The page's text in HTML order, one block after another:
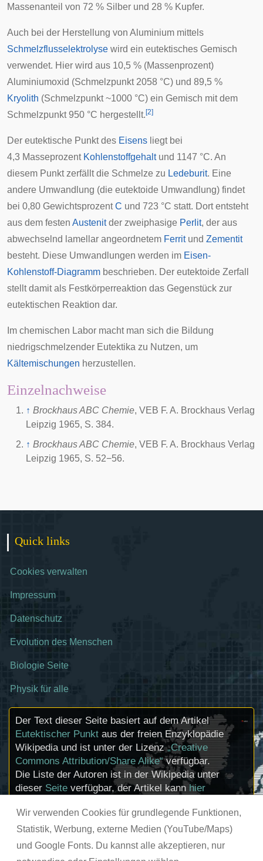
Wir verwenden Cookies für grundlegende Funktionen,
Statistik, Werbung, externe Medien (YouTube/Maps)
und Google Fonts. Du kannst alle akzeptieren, nur
Massenanteil von 72 % Silber und 28 % Kupfer.
Auch bei der Herstellung von Aluminium mittels
Schmelzflusselektrolyse wird ein eutektisches Gemisch
verwendet. Hier wird aus 10,5 % (Massenprozent)
Aluminiumoxid (Schmelzpunkt 2058 °C) und 89,5 %
Kryolith (Schmelzpunkt ~1000 °C) ein Gemisch mit dem
Schmelzpunkt 950 °C hergestellt. [2]
Der eutektische Punkt des Eisens liegt bei
4,3 Masseprozent Kohlenstoffgehaltund 1147 °C. An
diesem Punkt zerfällt die Schmelze zu Ledeburit. Eine
andere Umwandlung (die eutektoide Umwandlung) findet
bei 0,80 GewichtsprozentC und 723 °C statt. Dort entsteht
aus dem festen Austenitder zweiphasige Perlit, der aus
abwechselnd lamellar angeordnetem Ferritund Zementit
besteht. Diese Umwandlungen werden im Eisen-
Kohlenstoff-Diagramm beschrieben. Der eutektoide Zerfall
stellt damit als Festkörperreaktion das Gegenstück zur
eutektischen Reaktion dar.
Im chemischen Labor macht man sich die Bildung
niedrigschmelzender Eutektika zu Nutzen, um
Kältemischungen herzustellen.
Einzelnachweise
↑ Brockhaus ABC Chemie, VEB F. A. Brockhaus Verlag
Leipzig 1965, S. 384.
↑ Brockhaus ABC Chemie, VEB F. A. Brockhaus Verlag
Leipzig 1965, S. 52−56.
Quick links
Cookies verwalten
Impressum
Datenschutz
Evolution des Menschen
Biologie Seite
Physik für alle
Der Text dieser Seite basiert auf dem Artikel
Eutektischer Punkt aus der freien Enzyklopädie
Wikipedia und ist unter der Lizenz„Creative
Commons Attribution/Share Alike“verfügbar.
Die Liste der Autoren ist in der Wikipedia unter
dieser Seite verfügbar, der Artikel kannhier
Urhebern und zum Lizenzstatus eingebundener
Mediendateien (etwa Bilder oder Videos) können
im Regelfall durch Anklicken dieser abgerufen